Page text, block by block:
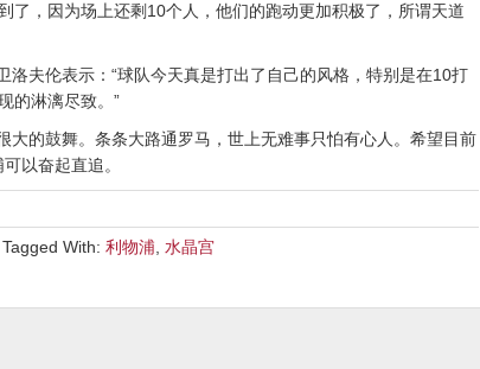
了，因为场上还剩10个人，他们的跑动更加积极了，所谓天道
洛夫伦表示：“球队今天真是打出了自己的风格，特别是在10打
的淋漓尽致。”
大的鼓舞。条条大路通罗马，世上无难事只怕有心人。希望目前
以奋起直追。
Tagged With: 利物浦 水晶宫